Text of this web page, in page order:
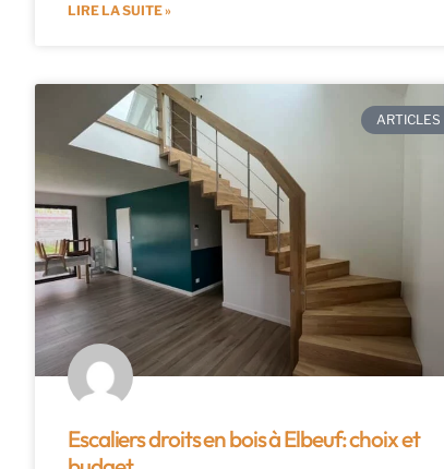
LIRE LA SUITE »
ARTICLES
Escaliers droits en bois à Elbeuf: choix et